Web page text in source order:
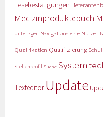
Lesebestätigungen
Medizinproduktebuch
Unterlagen Navigationsleiste Nutzer
Qualifikation Qualifizierung
Stellenprofil Suche System
Texteditor Update